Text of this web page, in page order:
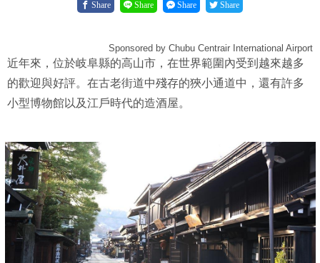
Share Share Share Share
Sponsored by Chubu Centrair International Airport
近年來，位於岐阜縣的高山市，在世界範圍內受到越來越多
的歡迎與好評。在古老街道中殘存的狹小通道中，還有許多
小型博物館以及江戶時代的造酒屋。